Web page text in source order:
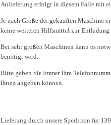
Anlieferung erfolgt in diesem Falle mit
Je nach Größe der gekauften Maschine
keine weiteren Hilfsmittel zur Entladung
Bei sehr großen Maschinen kann es
benötigt wird.
Bitte geben Sie immer Ihre
Ihnen angeben können.
Lieferung durch unsere Spedition für